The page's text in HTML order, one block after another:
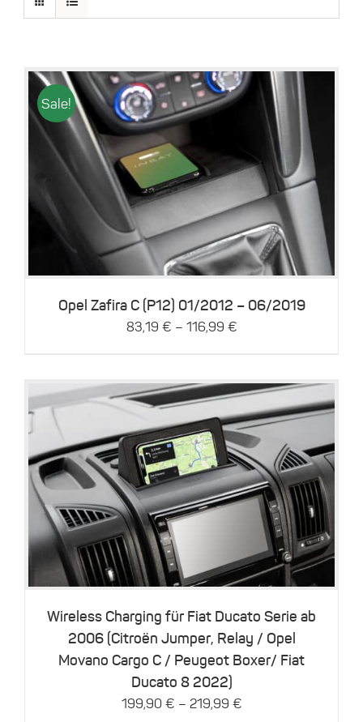
Sale!
Dieses
Produkt
weist
mehrere
Varianten
auf.
Die
können
auf
der
werden
Details
Opel Zafira C (P12) 01/2012 – 06/2019
83,19 € – 116,99 €
Dieses
Produkt
weist
mehrere
Varianten
auf.
Die
können
auf
der
Produktseite
gewählt
werden
Details
Wireless Charging für Fiat Ducato Serie ab
2006 (Citroën Jumper, Relay / Opel
Movano Cargo C / Peugeot Boxer/ Fiat
Ducato 8 2022)
199,90 € – 219,99 €